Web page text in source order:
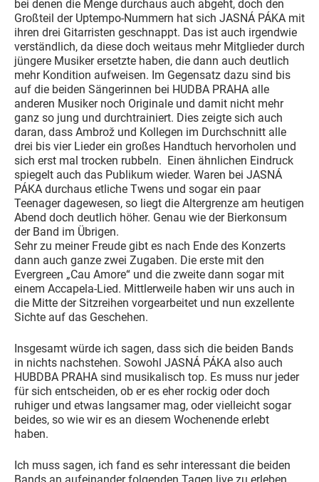
bei denen die Menge durchaus auch abgeht, doch den
Großteil der Uptempo-Nummern hat sich JASNÁ PÁKA mit
ihren drei Gitarristen geschnappt. Das ist auch irgendwie
verständlich, da diese doch weitaus mehr Mitglieder durch
jüngere Musiker ersetzte haben, die dann auch deutlich
mehr Kondition aufweisen. Im Gegensatz dazu sind bis
auf die beiden Sängerinnen bei HUDBA PRAHA alle
anderen Musiker noch Originale und damit nicht mehr
ganz so jung und durchtrainiert. Dies zeigte sich auch
daran, dass Ambrož und Kollegen im Durchschnitt alle
drei bis vier Lieder ein großes Handtuch hervorholen und
sich erst mal trocken rubbeln. Einen ähnlichen Eindruck
spiegelt auch das Publikum wieder. Waren bei JASNÁ
PÁKA durchaus etliche Twens und sogar ein paar
Teenager dagewesen, so liegt die Altergrenze am heutigen
Abend doch deutlich höher. Genau wie der Bierkonsum
der Band im Übrigen.
Sehr zu meiner Freude gibt es nach Ende des Konzerts
dann auch ganze zwei Zugaben. Die erste mit den
Evergreen „Cau Amore“ und die zweite dann sogar mit
einem Accapela-Lied. Mittlerweile haben wir uns auch in
die Mitte der Sitzreihen vorgearbeitet und nun exzellente
Sichte auf das Geschehen.
Insgesamt würde ich sagen, dass sich die beiden Bands
in nichts nachstehen. Sowohl JASNÁ PÁKA also auch
HUBDBA PRAHA sind musikalisch top. Es muss nur jeder
für sich entscheiden, ob er es eher rockig oder doch
ruhiger und etwas langsamer mag, oder vielleicht sogar
beides, so wie wir es an diesem Wochenende erlebt
haben.
Ich muss sagen, ich fand es sehr interessant die beiden